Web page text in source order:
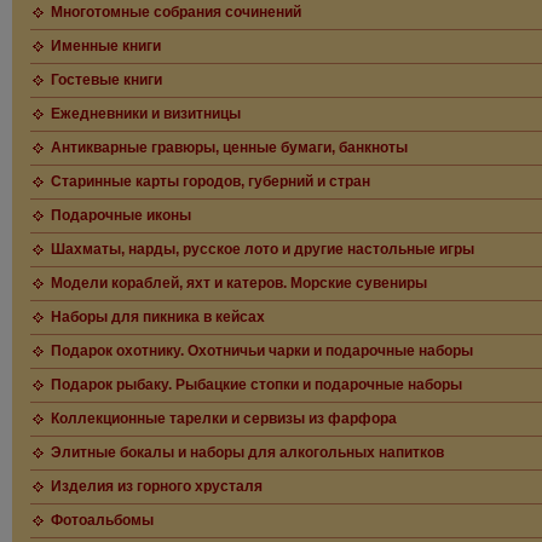
Многотомные собрания сочинений
Именные книги
Гостевые книги
Ежедневники и визитницы
Антикварные гравюры, ценные бумаги, банкноты
Старинные карты городов, губерний и стран
Подарочные иконы
Шахматы, нарды, русское лото и другие настольные игры
Модели кораблей, яхт и катеров. Морские сувениры
Наборы для пикника в кейсах
Подарок охотнику. Охотничьи чарки и подарочные наборы
Подарок рыбаку. Рыбацкие стопки и подарочные наборы
Коллекционные тарелки и сервизы из фарфора
Элитные бокалы и наборы для алкогольных напитков
Изделия из горного хрусталя
Фотоальбомы